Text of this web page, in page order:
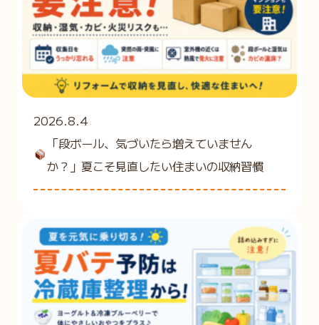
2026.8.4
「段ボール、気づいたら増えていません
か？」夏こそ見直したい住まいの収納習慣